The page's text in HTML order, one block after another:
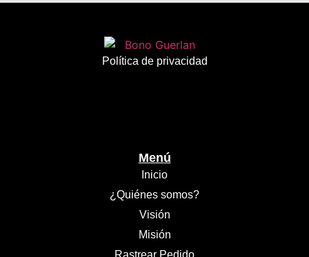
Política de privacidad
Menú
Inicio
¿Quiénes somos?
Visión
Misión
Rastrear Pedido